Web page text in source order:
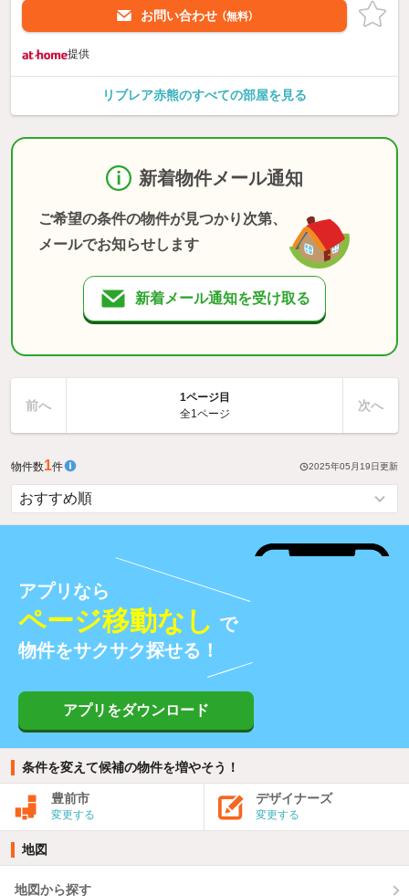
お問い合わせ （無料）
提供
リブレア赤熊のすべての部屋を見る
新着物件メール通知
ご希望の条件の物件が見つかり次第、
メールでお知らせします
新着メール通知を受け取る
前へ
1ページ目
全1ページ
次へ
物件数1件 2025年05月19日更新
アプリなら
ページ移動なし で
物件をサクサク探せる！
アプリをダウンロード
条件を変えて候補の物件を増やそう！
豊前市
変更する
デザイナーズ
変更する
地図
地図から探す